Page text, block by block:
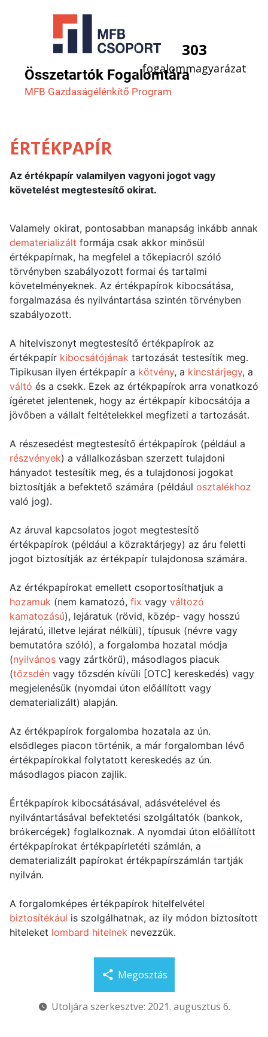
Összetartók Fogalomtára
MFB Gazdaság­élénkítő Program
303
fogalommagyarázat
ÉRTÉKPAPÍR
Az értékpapír valamilyen vagyoni jogot vagy
követelést megtestesítő okirat.
Valamely okirat, pontosabban manapság inkább annak
dematerializált formája csak akkor minősül
értékpapírnak, ha megfelel a tőkepiacról szóló
törvényben szabályozott formai és tartalmi
követelményeknek. Az értékpapírok kibocsátása,
forgalmazása és nyilvántartása szintén törvényben
szabályozott.
A hitelviszonyt megtestesítő értékpapírok az
értékpapír kibocsátójának tartozását testesítik meg.
Tipikusan ilyen értékpapír a kötvény, a kincstárjegy, a
váltó és a csekk. Ezek az értékpapírok arra vonatkozó
ígéretet jelentenek, hogy az értékpapír kibocsátója a
jövőben a vállalt feltételekkel megfizeti a tartozását.
A részesedést megtestesítő értékpapírok (például a
részvények) a vállalkozásban szerzett tulajdoni
hányadot testesítik meg, és a tulajdonosi jogokat
biztosítják a befektető számára (például osztalékhoz
való jog).
Az áruval kapcsolatos jogot megtestesítő
értékpapírok (például a közraktárjegy) az áru feletti
jogot biztosítják az értékpapír tulajdonosa számára.
Az értékpapírokat emellett csoportosíthatjuk a
hozamuk (nem kamatozó, fix vagy változó
kamatozású), lejáratuk (rövid, közép- vagy hosszú
lejáratú, illetve lejárat nélküli), típusuk (névre vagy
bemutatóra szóló), a forgalomba hozatal módja
(nyilvános vagy zártkörű), másodlagos piacuk
(tőzsdén vagy tőzsdén kívüli [OTC] kereskedés) vagy
megjelenésük (nyomdai úton előállított vagy
dematerializált) alapján.
Az értékpapírok forgalomba hozatala az ún.
elsődleges piacon történik, a már forgalomban lévő
értékpapírokkal folytatott kereskedés az ún.
másodlagos piacon zajlik.
Értékpapírok kibocsátásával, adásvételével és
nyilvántartásával befektetési szolgáltatók (bankok,
brókercégek) foglalkoznak. A nyomdai úton előállított
értékpapírokat értékpapírletéti számlán, a
dematerializált papírokat értékpapírszámlán tartják
nyilván.
A forgalomképes értékpapírok hitelfelvétel
biztosítékául is szolgálhatnak, az ily módon biztosított
hiteleket lombard hitelnek nevezzük.
Megosztás
Utoljára szerkesztve: 2021. augusztus 6.